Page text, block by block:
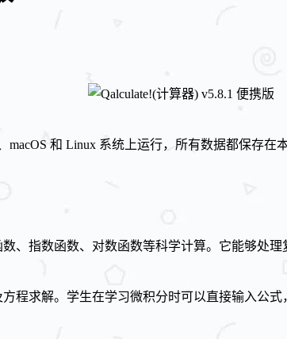
macOS 和 Linux 系统上运行，所有数据都保存
、指数函数、对数函数等科学计算。它能够处
程求解。学生在学习微积分时可以直接输入公式